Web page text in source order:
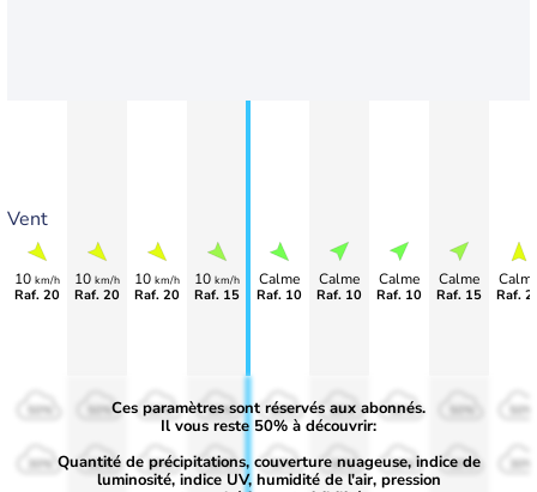
Vent
10 km/h
Raf. 20
10 km/h
Raf. 20
10 km/h
Raf. 20
10 km/h
Raf. 15
Calme
Raf. 10
Calme
Raf. 10
Calme
Raf. 10
Calme
Raf. 15 Raf.
50%
30%
50%
30%
50%
30%
50%
30%
50%
30%
50%
30%
50%
30% 30% 30%
Ces paramètres sont réservés aux abonnés.
Il vous reste 50% à découvrir:
Quantité de précipitations, couverture nuageuse, indice de
luminosité, indice UV, humidité de l'air, pression